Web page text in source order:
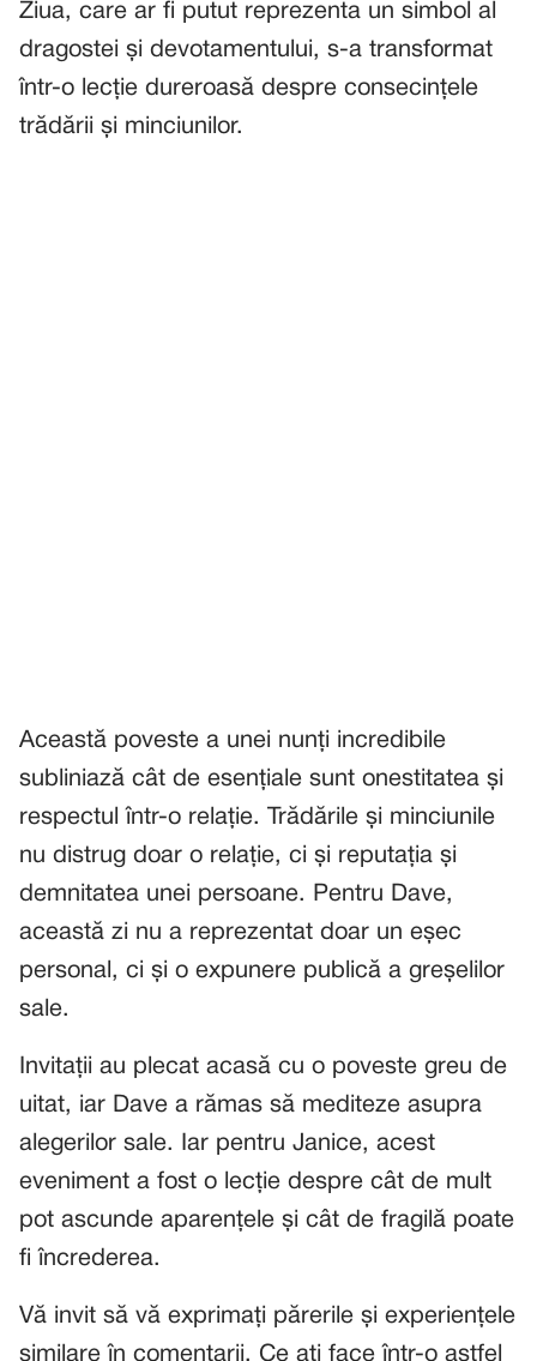
Ziua, care ar fi putut reprezenta un simbol al
dragostei și devotamentului, s-a transformat
într-o lecție dureroasă despre consecințele
trădării și minciunilor.
Această poveste a unei nunți incredibile
subliniază cât de esențiale sunt onestitatea și
respectul într-o relație. Trădările și minciunile
nu distrug doar o relație, ci și reputația și
demnitatea unei persoane. Pentru Dave,
această zi nu a reprezentat doar un eșec
personal, ci și o expunere publică a greșelilor
sale.
Invitații au plecat acasă cu o poveste greu de
uitat, iar Dave a rămas să mediteze asupra
alegerilor sale. Iar pentru Janice, acest
eveniment a fost o lecție despre cât de mult
pot ascunde aparențele și cât de fragilă poate
fi încrederea.
Vă invit să vă exprimați părerile și experiențele
similare în comentarii. Ce ați face într-o astfel